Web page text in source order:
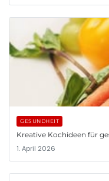
GESUNDHEIT
Kreative Kochideen für
1. April 2026